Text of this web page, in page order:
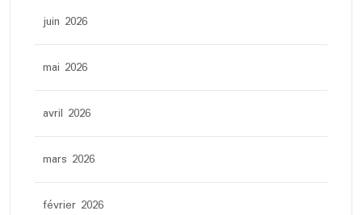
juin 2026
mai 2026
avril 2026
mars 2026
février 2026